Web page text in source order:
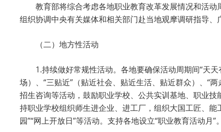
教育部将综合考虑各地职业教育改革发展情况和活
组织协调中央有关媒体和相关部门赴当地观摩调研指导、
（二）地方性活动
1.持续做好常规性活动。各地要确保活动周期间“天
场）、“三贴近”（贴近社会、贴近生活、贴近群众）、“
招生咨询等活动，鼓励职业学校、公共实训基地、职业
持职业学校组织师生进企业、进工厂，组织大国工匠、
园”“网上开放日”等活动。支持各地设立“职业教育活动月”